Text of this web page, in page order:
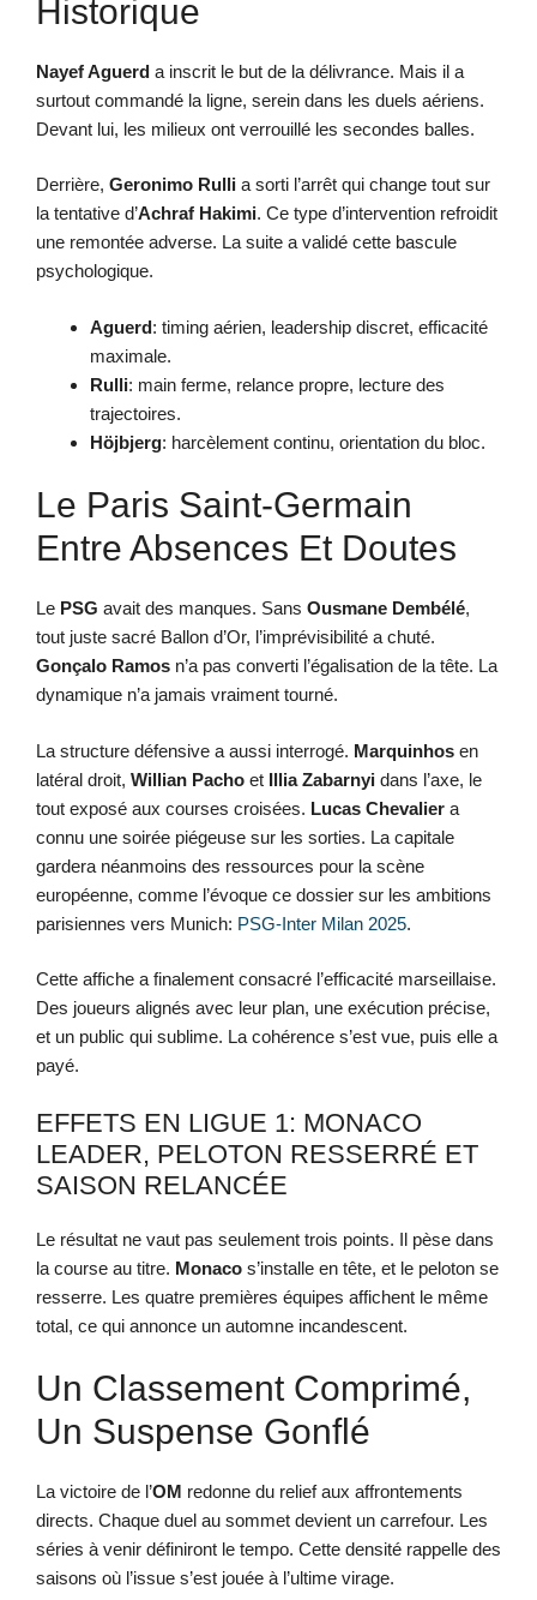
Historique
Nayef Aguerd a inscrit le but de la délivrance. Mais il a
surtout commandé la ligne, serein dans les duels aériens.
Devant lui, les milieux ont verrouillé les secondes balles.
Derrière, Geronimo Rulli a sorti l’arrêt qui change tout sur
la tentative d’Achraf Hakimi. Ce type d’intervention refroidit
une remontée adverse. La suite a validé cette bascule
psychologique.
Aguerd: timing aérien, leadership discret, efficacité
maximale.
Rulli: main ferme, relance propre, lecture des
trajectoires.
Höjbjerg: harcèlement continu, orientation du bloc.
Le Paris Saint-Germain
Entre Absences Et Doutes
Le PSG avait des manques. Sans Ousmane Dembélé,
tout juste sacré Ballon d’Or, l’imprévisibilité a chuté.
Gonçalo Ramos n’a pas converti l’égalisation de la tête. La
dynamique n’a jamais vraiment tourné.
La structure défensive a aussi interrogé. Marquinhos en
latéral droit, Willian Pacho et Illia Zabarnyi dans l’axe, le
tout exposé aux courses croisées. Lucas Chevalier a
connu une soirée piégeuse sur les sorties. La capitale
gardera néanmoins des ressources pour la scène
européenne, comme l’évoque ce dossier sur les ambitions
parisiennes vers Munich: PSG-Inter Milan 2025.
Cette affiche a finalement consacré l’efficacité marseillaise.
Des joueurs alignés avec leur plan, une exécution précise,
et un public qui sublime. La cohérence s’est vue, puis elle a
payé.
EFFETS EN LIGUE 1: MONACO
LEADER, PELOTON RESSERRÉ ET
SAISON RELANCÉE
Le résultat ne vaut pas seulement trois points. Il pèse dans
la course au titre. Monaco s’installe en tête, et le peloton se
resserre. Les quatre premières équipes affichent le même
total, ce qui annonce un automne incandescent.
Un Classement Comprimé,
Un Suspense Gonflé
La victoire de l’OM redonne du relief aux affrontements
directs. Chaque duel au sommet devient un carrefour. Les
séries à venir définiront le tempo. Cette densité rappelle des
saisons où l’issue s’est jouée à l’ultime virage.